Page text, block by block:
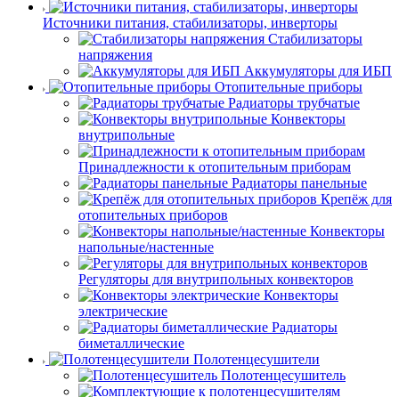
Источники питания, стабилизаторы, инверторы
Стабилизаторы
напряжения
Аккумуляторы для ИБП
Отопительные приборы
Радиаторы трубчатые
Конвекторы
внутрипольные
Принадлежности к отопительным приборам
Радиаторы панельные
Крепёж для
отопительных приборов
Конвекторы
напольные/настенные
Регуляторы для внутрипольных конвекторов
Конвекторы
электрические
Радиаторы
биметаллические
Полотенцесушители
Полотенцесушитель